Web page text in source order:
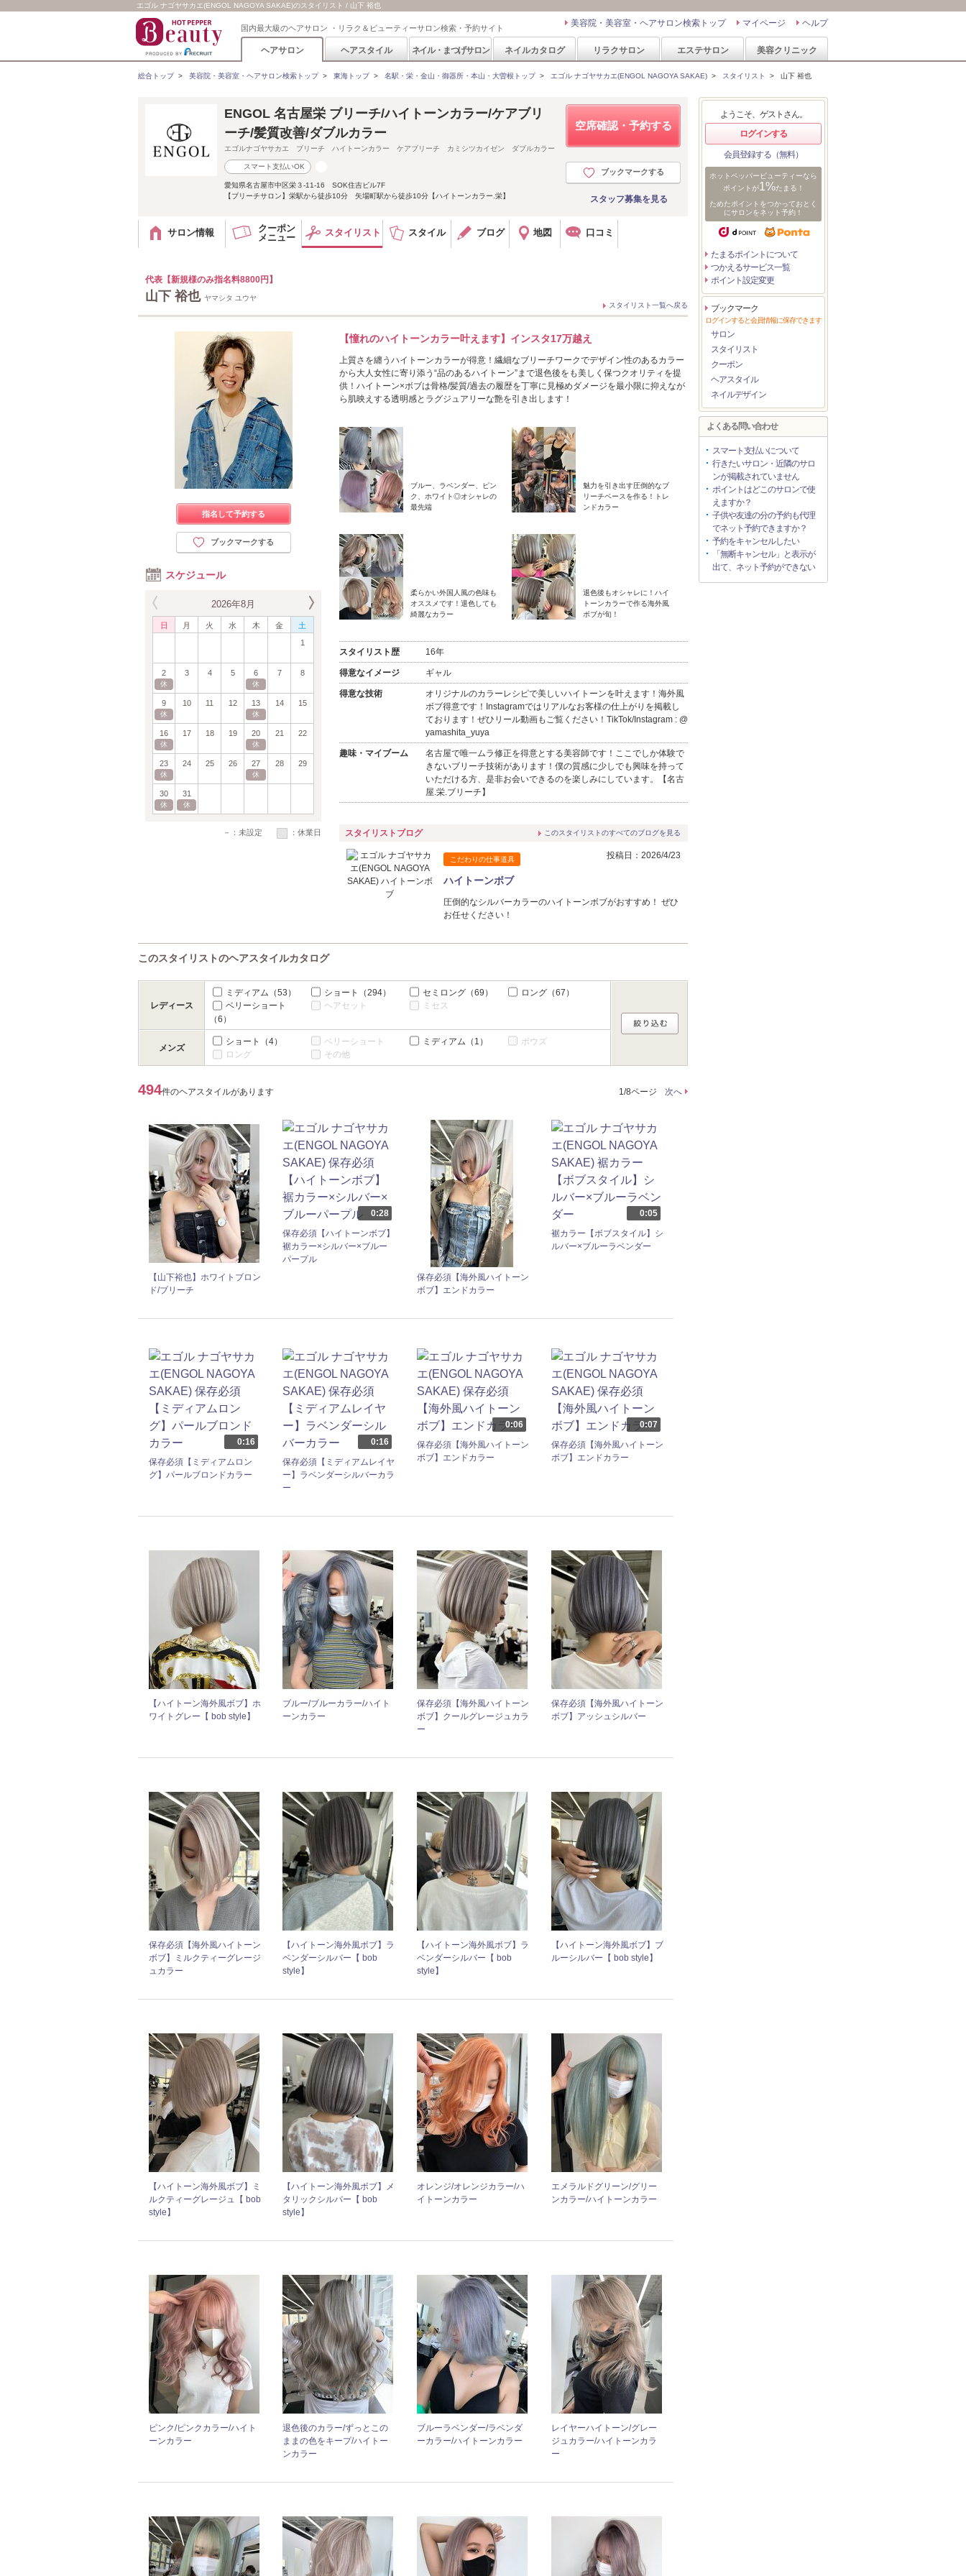
エゴル ナゴヤサカエ(ENGOL NAGOYA SAKAE)のスタイリスト / 山下 裕也
国内最大級のヘアサロン ・リラク＆ビューティーサロン検索・予約サイト ヘルプ
マイページ
美容院・美容室・ヘアサロン検索トップ
ヘアサロン ヘアスタイル ネイル・まつげサロン ネイルカタログ リラクサロン エステサロン 美容クリニック
総合トップ> 美容院・美容室・ヘアサロン検索トップ> 東海トップ> 名駅・栄・金山・御器所・本山・大曽根トップ> エゴル ナゴヤサカエ(ENGOL NAGOYA SAKAE) > スタイリスト > 山下 裕也
空席確認・予約する
ブックマークする
スタッフ募集を見る
ENGOL 名古屋栄 ブリーチ/ハイトーンカラー/ケアブリ
ーチ/髪質改善/ダブルカラー
エゴルナゴヤサカエ ブリーチ ハイトーンカラー ケアブリーチ カミシツカイゼン ダブルカラー
スマート支払いOK
愛知県名古屋市中区栄３-11-16 SOK住吉ビル7F
【ブリーチサロン】栄駅から徒歩10分 矢場町駅から徒歩10分【ハイトーンカラー.栄】
サロン情報
クーポン
メニュー
スタイリスト スタイル ブログ 地図 口コミ
代表【新規様のみ指名料8800円】
山下 裕也 ヤマシタ ユウヤ
スタイリスト一覧へ戻る
指名して予約する
ブックマークする
スケジュール
2026年8月
日 月 火 水 木 金
土
1
2
休
3 4 5 6
休
7 8
9
休
10 11 12 13
休
14 15
16
休
17 18 19 20
休
21 22
23
休
24 25 26 27
休
28 29
30
休
31
休
2026年9月
1
2 3 4 5
7 8 9
休
11
18 19
休
25 26
－ ：未設定 ：休業日
【憧れのハイトーンカラー叶えます】インスタ17万越え
上質さを纏うハイトーンカラーが得意！繊細なブリーチワークでデザイン性のあるカラー
から大人女性に寄り添う“品のあるハイトーン”まで退色後をも美しく保つクオリティを提
供！ハイトーン×ボブは骨格/髪質/過去の履歴を丁寧に見極めダメージを最小限に抑えなが
ら肌映えする透明感とラグジュアリーな艶を引き出します！
ブルー、ラベンダー、ピン
ク、ホワイト◎オシャレの
最先端
魅力を引き出す圧倒的なブ
リーチベースを作る！トレ
ンドカラー
柔らかい外国人風の色味も
オススメです！退色しても
綺麗なカラー
退色後もオシャレに！ハイ
トーンカラーで作る海外風
ボブが旬！
スタイリスト歴 16年
得意なイメージ ギャル
得意な技術
オリジナルのカラーレシピで美しいハイトーンを叶えます！海外風
ボブ得意です！Instagramではリアルなお客様の仕上がりを掲載し
ております！ぜひリール動画もご覧ください！TikTok/Instagram : @
yamashita_yuya
趣味・マイブーム
名古屋で唯一ムラ修正を得意とする美容師です！ここでしか体験で
きないブリーチ技術があります！僕の質感に少しでも興味を持って
いただける方、是非お会いできるのを楽しみにしています。【名古
屋.栄.ブリーチ】
スタイリストブログ このスタイリストのすべてのブログを見る
こだわりの仕事道具 投稿日：2026/4/23
ハイトーンボブ
圧倒的なシルバーカラーのハイトーンボブがおすすめ！ ぜひ
お任せください！
このスタイリストのヘアスタイルカタログ
レディース
ミディアム （53） ショート （294） セミロング （69） ロング （67）
ベリーショート
（6）
ヘアセット ミセス
メンズ
ショート （4） ベリーショート ミディアム （1）
ボウズ
ロング
その他
494件のヘアスタイルがあります 1/8ページ 次へ
【山下裕也】ホワイトブロン
ド/ブリーチ
0:28
保存必須【ハイトーンボブ】
裾カラー×シルバー×ブルー
パープル
保存必須【海外風ハイトーン
ボブ】エンドカラー
0:05
裾カラー【ボブスタイル】シ
ルバー×ブルーラベンダー
0:16
保存必須【ミディアムロン
グ】パールブロンドカラー
0:16
保存必須【ミディアムレイヤ
ー】ラベンダーシルバーカラ
ー
0:06
保存必須【海外風ハイトーン
ボブ】エンドカラー
0:07
保存必須【海外風ハイトーン
ボブ】エンドカラー
【ハイトーン海外風ボブ】ホ
ワイトグレー【 bob style】
ブルー/ブルーカラー/ハイト
ーンカラー
保存必須【海外風ハイトーン
ボブ】クールグレージュカラ
ー
保存必須【海外風ハイトーン
ボブ】アッシュシルバー
保存必須【海外風ハイトーン
ボブ】ミルクティーグレージ
ュカラー
【ハイトーン海外風ボブ】ラ
ベンダーシルバー【 bob
style】
【ハイトーン海外風ボブ】ラ
ベンダーシルバー【 bob
style】
【ハイトーン海外風ボブ】ブ
ルーシルバー【 bob style】
【ハイトーン海外風ボブ】ミ
ルクティーグレージュ【 bob
style】
【ハイトーン海外風ボブ】メ
タリックシルバー【 bob
style】
オレンジ/オレンジカラー/ハ
イトーンカラー
エメラルドグリーン/グリー
ンカラー/ハイトーンカラー
ピンク/ピンクカラー/ハイト
ーンカラー
退色後のカラー/ずっとこの
ままの色をキープ/ハイトー
ンカラー
ブルーラベンダー/ラベンダ
ーカラー/ハイトーンカラー
レイヤーハイトーン/グレー
ジュカラー/ハイトーンカラ
ー
ようこそ、ゲストさん。
ログインする
会員登録する（無料）
ホットペッパービューティーなら
ポイントが1%たまる！
ためたポイントをつかっておとく
にサロンをネット予約！
たまるポイントについて
つかえるサービス一覧
ポイント設定変更
ブックマーク
ログインすると会員情報に保存できます
サロン
スタイリスト
クーポン
ヘアスタイル
ネイルデザイン
よくある問い合わせ
スマート支払いについて
行きたいサロン・近隣のサロ
ンが掲載されていません
ポイントはどこのサロンで使
えますか？
子供や友達の分の予約も代理
でネット予約できますか？
予約をキャンセルしたい
「無断キャンセル」と表示が
出て、ネット予約ができない